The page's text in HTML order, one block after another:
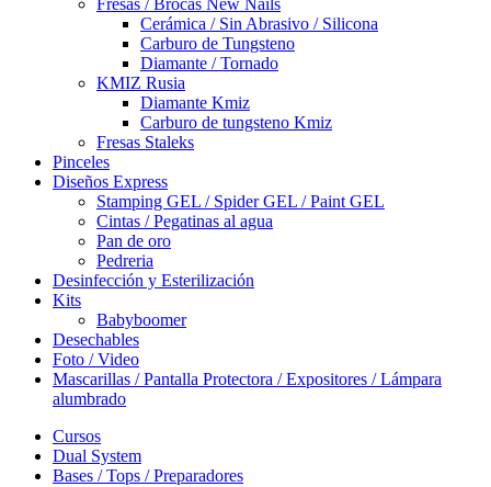
Fresas / Brocas New Nails
Cerámica / Sin Abrasivo / Silicona
Carburo de Tungsteno
Diamante / Tornado
KMIZ Rusia
Diamante Kmiz
Carburo de tungsteno Kmiz
Fresas Staleks
Pinceles
Diseños Express
Stamping GEL / Spider GEL / Paint GEL
Cintas / Pegatinas al agua
Pan de oro
Pedreria
Desinfección y Esterilización
Kits
Babyboomer
Desechables
Foto / Video
Mascarillas / Pantalla Protectora / Expositores / Lámpara
alumbrado
Cursos
Dual System
Bases / Tops / Preparadores